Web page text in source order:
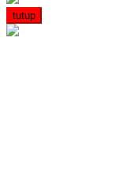
tutup